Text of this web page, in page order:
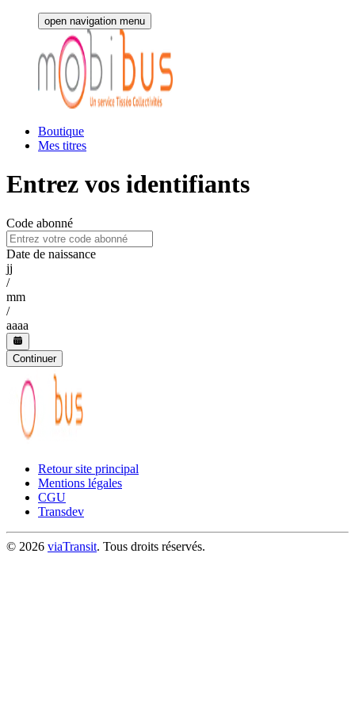
open navigation menu
Boutique
Mes titres
Entrez vos identifiants
Code abonné
Date de naissance
jj
/
mm
/
aaaa
Continuer
Retour site principal
Mentions légales
CGU
Transdev
© 2026 viaTransit. Tous droits réservés.